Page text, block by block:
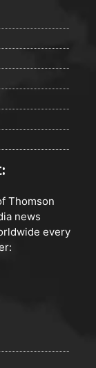
Thomson
news
every